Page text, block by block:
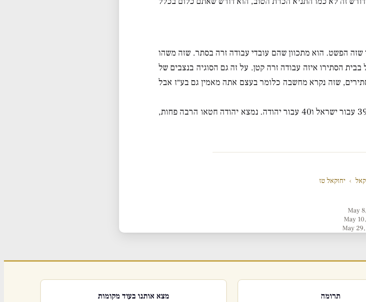
הפשט. הוא מתכוון שהם עובדי עבודה זרה בסתר. שזה משהו
הסתירו איזה עבודה זרה קטן. על זה גם הסוגיה בנצבים של
שזה נקרא מחשבה כלומר בעצם אתה מאמין גם בע״ז אבל
לכאורה זה גם החשבון של הימים ששכב יחזקאל, 390 עבור ישראל ו40 עבור יהודה. נמצא יהודה חטאו הרבה פחות,
› יחזקאל טז
May
May
May
תרומה מצא אותנו בעוד מקומות